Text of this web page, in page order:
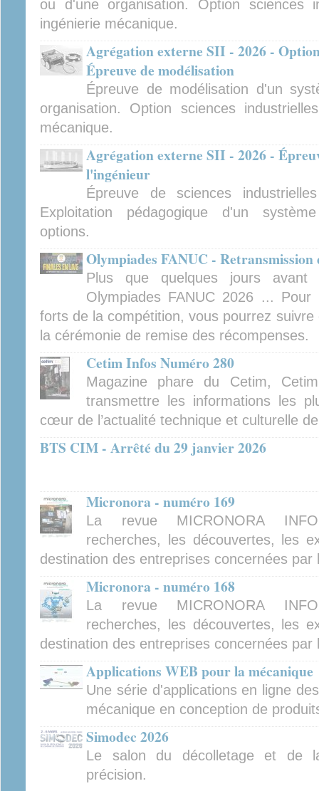
ou d'une organisation. Option sciences
ingénierie mécanique.
Agrégation externe SII - 2026 -
Épreuve de modélisation
Épreuve de modélisation d'un
organisation. Option sciences
mécanique.
Agrégation externe SII - 2026 -
l'ingénieur
Épreuve de sciences
Exploitation pédagogique d'un
options.
Olympiades FANUC - Retransmission
Plus que quelques jours
Olympiades FANUC 2026 ...
forts de la compétition, vous pourrez
la cérémonie de remise des récompenses.
Cetim Infos Numéro 280
Magazine phare du Cetim,
transmettre les informations les
cœur de l’actualité technique et culturelle
BTS CIM - Arrêté du 29 janvier 2026
Micronora - numéro 169
La revue MICRONORA
recherches, les découvertes, les
destination des entreprises concernées
Micronora - numéro 168
La revue MICRONORA
recherches, les découvertes, les
destination des entreprises concernées
Applications WEB pour la mécanique
Une série d'applications en ligne
mécanique en conception de
Simodec 2026
Le salon du décolletage et de
précision.